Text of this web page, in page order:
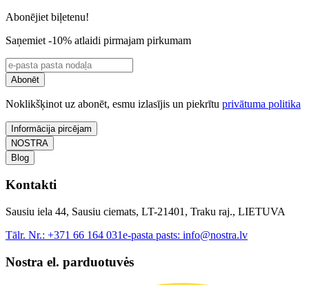
Abonējiet biļetenu!
Saņemiet -10% atlaidi pirmajam pirkumam
Abonēt
Noklikšķinot uz abonēt, esmu izlasījis un piekrītu privātuma politika
Informācija pircējam
NOSTRA
Blog
Kontakti
Sausiu iela 44, Sausiu ciemats, LT-21401, Traku raj., LIETUVA
Tālr. Nr.: +371 66 164 031e-pasta pasts: info@nostra.lv
Nostra el. parduotuvės